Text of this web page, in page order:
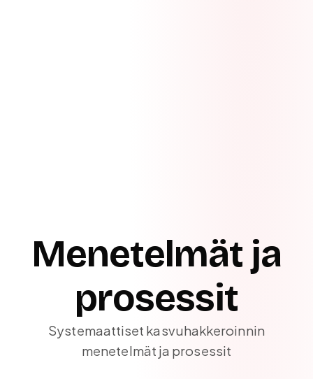
Menetelmät ja
prosessit
Systemaattiset kasvuhakkeroinnin
menetelmät ja prosessit